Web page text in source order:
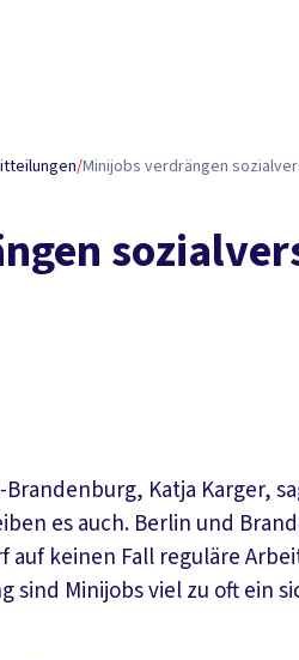
/Minijobs verdrängen
Katja Karger,
es auch. Berlin und
auf keinen Fall reguläre
sind Minijobs viel zu oft ein